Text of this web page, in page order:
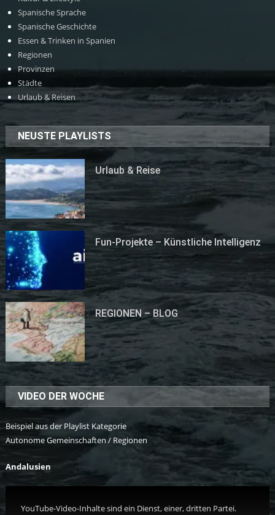
Spanische Sprache
Spanische Geschichte
Essen & Trinken in Spanien
Regionen
Provinzen
Städte
Urlaub & Reisen
NEUSTE PLAYLISTS
Urlaub & Reise
Fun-Projekte – Künstliche Intelligenz
REGIONEN – BLOG
VIDEO DER WOCHE
Beispiel aus der Playlist Kategorie
Autonome Gemeinschaften / Regionen
Andalusien
YouTube-Video-Inhalte sind ein Dienst, einer, dritten Partei.